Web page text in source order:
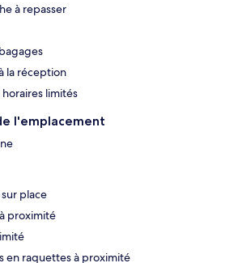
à repasser
la réception
limités
l'emplacement
place
proximité
en raquettes à proximité